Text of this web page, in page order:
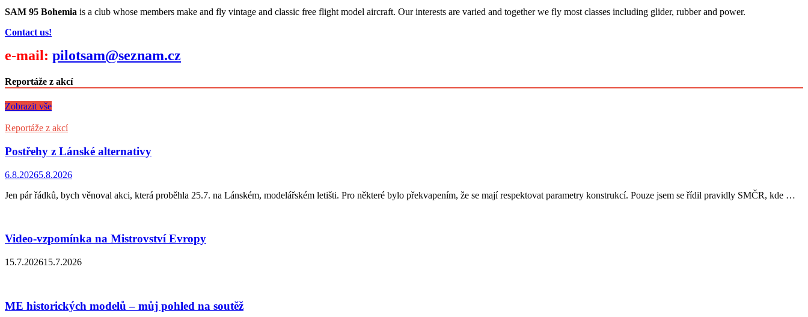
SAM 95 Bohemia is a club whose members make and fly vintage and classic free flight model aircraft. Our interests are varied and together we fly most classes including glider, rubber and power.
Contact us!
e-mail: pilotsam@seznam.cz
Reportáže z akcí
Zobrazit vše
Reportáže z akcí
Postřehy z Lánské alternativy
6.8.20265.8.2026
Jen pár řádků, bych věnoval akci, která proběhla 25.7. na Lánském, modelářském letišti. Pro některé bylo překvapením, že se mají respektovat parametry konstrukcí. Pouze jsem se řídil pravidly SMČR, kde …
Video-vzpomínka na Mistrovství Evropy
15.7.202615.7.2026
ME historických modelů – můj pohled na soutěž